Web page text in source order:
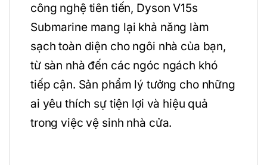
công nghệ tiên tiến, Dyson V15s
Submarine mang lại khả năng làm
sạch toàn diện cho ngôi nhà của bạn,
từ sàn nhà đến các ngóc ngách khó
tiếp cận. Sản phẩm lý tưởng cho những
ai yêu thích sự tiện lợi và hiệu quả
trong việc vệ sinh nhà cửa.